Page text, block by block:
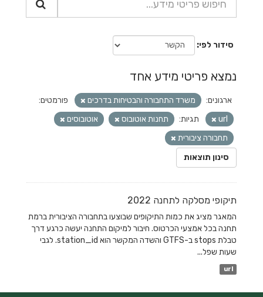
סידור לפי
נמצא פריטי מידע אחד
ארגונים: משרד התחבורה והבטיחות בדרכים
פורמטים:
url
תגיות: תחנות אוטובוס
אוטובוסים
תחבורה ציבורית
סינון תוצאות
תיקופי מסלקה לתחנה 2022
המאגר מציג את כמות התיקופים שבוצעו בתחבורה הציבורית ברמת
תחנה בכל אמצעי הכרטוס. חיבור למיקום התחנה יעשה כרגע דרך
טבלת stops ב-GTFS והשדה המקשר הוא station_id. לגבי
שעות שפל...
url